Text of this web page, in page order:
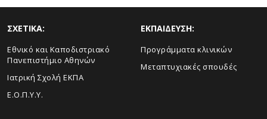
ΣΧΕΤΙΚΑ:
Εθνικό και Καποδιστριακό
Πανεπιστήμιο Αθηνών
Ιατρική Σχολή ΕΚΠΑ
Ε.Ο.Π.Υ.Υ.
ΕΚΠΑΙΔΕΥΣΗ:
Προγράμματα κλινικών
Μεταπτυχιακές σπουδές